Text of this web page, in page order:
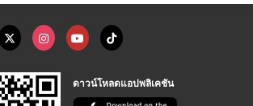
ดาวน์โหลดแอปพลิเคชัน